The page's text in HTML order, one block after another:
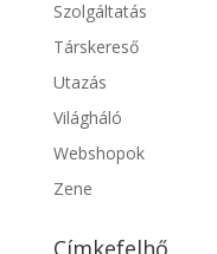
Szolgáltatás
Társkereső
Utazás
Világháló
Webshopok
Zene